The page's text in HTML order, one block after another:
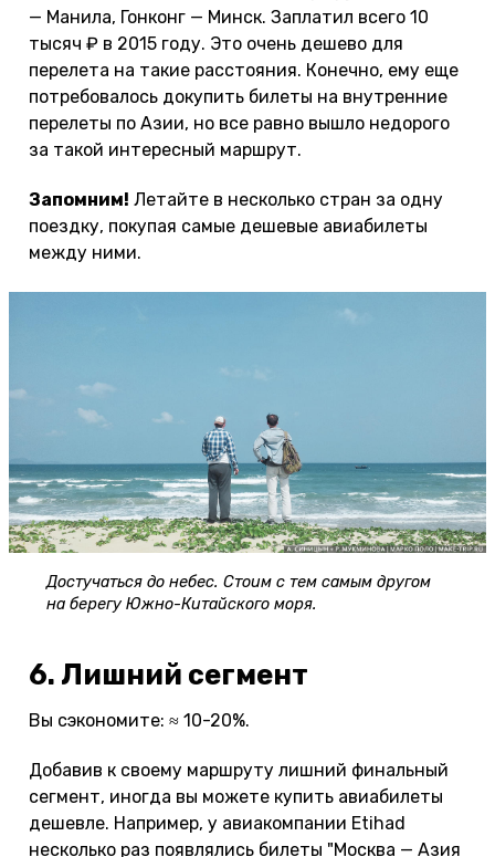
— Манила, Гонконг — Минск. Заплатил всего 10
тысяч ₽ в 2015 году. Это очень дешево для
перелета на такие расстояния. Конечно, ему еще
потребовалось докупить билеты на внутренние
перелеты по Азии, но все равно вышло недорого
за такой интересный маршрут.
Запомним! Летайте в несколько стран за одну
поездку, покупая самые дешевые авиабилеты
между ними.
Достучаться до небес. Стоим с тем самым другом
на берегу Южно-Китайского моря.
6. Лишний сегмент
Вы сэкономите: ≈ 10-20%.
Добавив к своему маршруту лишний финальный
сегмент, иногда вы можете купить авиабилеты
дешевле. Например, у авиакомпании Etihad
несколько раз появлялись билеты "Москва — Азия